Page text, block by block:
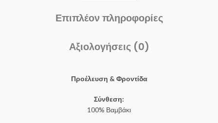
Επιπλέον πληροφορίες
Αξιολογήσεις (0)
Προέλευση & Φροντίδα
Σύνθεση:
100% Βαμβάκι